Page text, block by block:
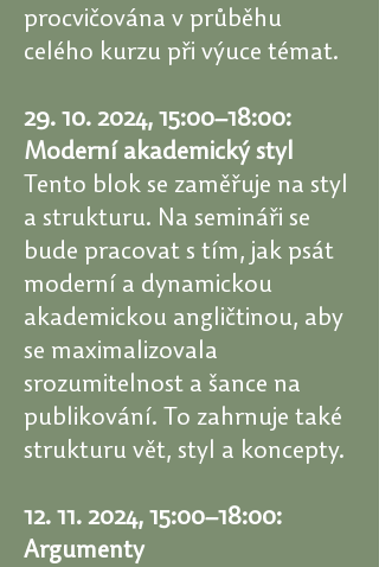
procvičována v průběhu
celého kurzu při výuce témat.
29. 10. 2024, 15:00–18:00:
Moderní akademický styl
Tento blok se zaměřuje na styl
a strukturu. Na semináři se
bude pracovat s tím, jak psát
moderní a dynamickou
akademickou angličtinou, aby
se maximalizovala
srozumitelnost a šance na
publikování. To zahrnuje také
strukturu vět, styl a koncepty.
12. 11. 2024, 15:00–18:00:
Argumenty